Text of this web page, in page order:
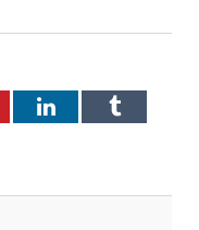
LinkedInTumblr